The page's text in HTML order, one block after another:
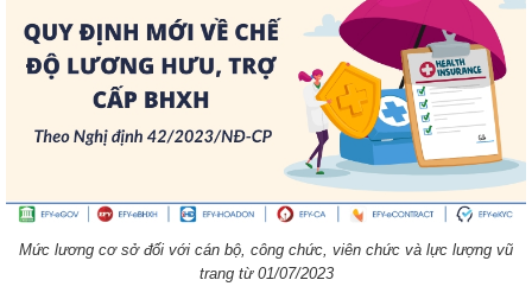
Mức lương cơ sở đối với cán bộ, công chức, viên chức và lực lượng vũ
trang từ 01/07/2023